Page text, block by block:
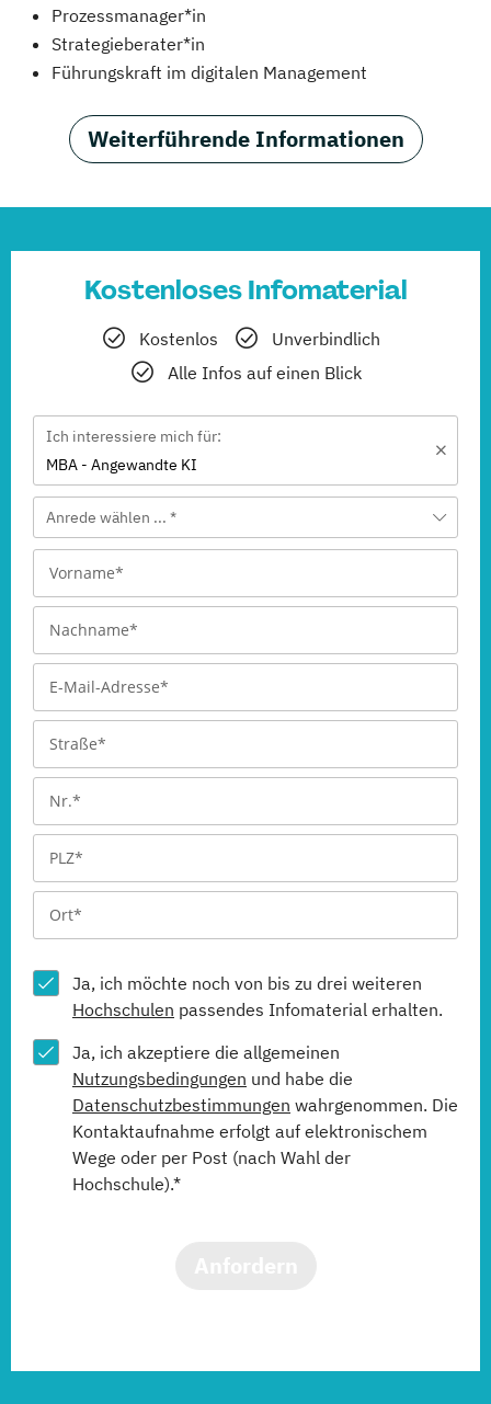
Prozessmanager*in
Strategieberater*in
Führungskraft im digitalen Management
Weiterführende Informationen
Kostenloses Infomaterial
Kostenlos
Unverbindlich
Alle Infos auf einen Blick
Ich interessiere mich für:
MBA - Angewandte KI
Anrede wählen ... *
Ja, ich möchte noch von bis zu drei weiteren
Hochschulen passendes Infomaterial erhalten.
Ja, ich akzeptiere die allgemeinen
Nutzungsbedingungen und habe die
Datenschutzbestimmungen wahrgenommen. Die
Kontaktaufnahme erfolgt auf elektronischem
Wege oder per Post (nach Wahl der
Hochschule).*